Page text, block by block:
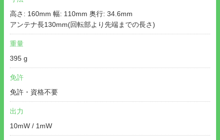
高さ: 160mm 幅: 110mm 奥行: 34.6mm
アンテナ長130mm(回転部より先端までの長さ)
重量
395 g
免許
免許・資格不要
出力
10mW / 1mW